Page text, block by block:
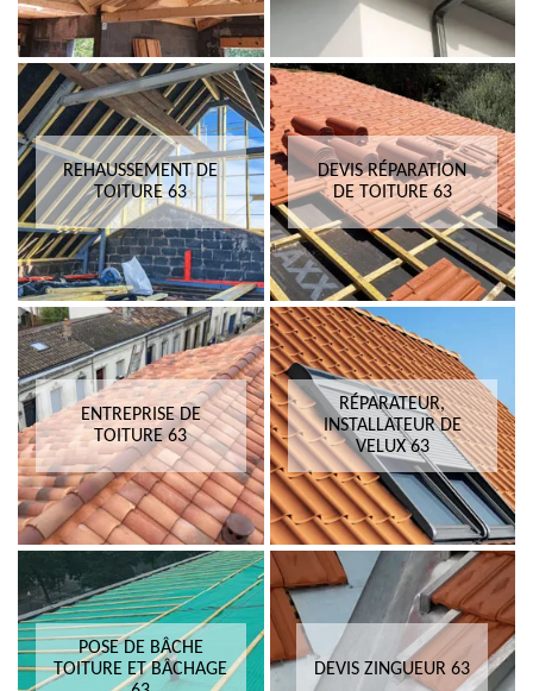
REHAUSSEMENT DE
TOITURE 63
DEVIS RÉPARATION
DE TOITURE 63
ENTREPRISE DE
TOITURE 63
RÉPARATEUR,
INSTALLATEUR DE
VELUX 63
POSE DE BÂCHE
TOITURE ET BÂCHAGE
DEVIS ZINGUEUR 63